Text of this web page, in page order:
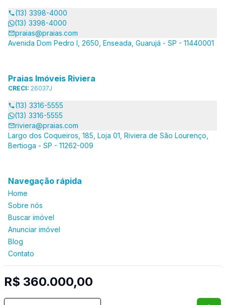
R$ 360.000,00
(13) 3398-4000
(13) 3398-4000
praias@praias.com
Avenida Dom Pedro I, 2650, Enseada, Guarujá - SP - 11440001
Praias Imóveis Riviera
CRECI: 26037J
(13) 3316-5555
(13) 3316-5555
riviera@praias.com
Largo dos Coqueiros, 185, Loja 01, Riviera de São Lourenço,
Bertioga - SP - 11262-009
Navegação rápida
Home
Sobre nós
Buscar imóvel
Anunciar imóvel
Blog
Contato
Selo de Tecnologia Loft